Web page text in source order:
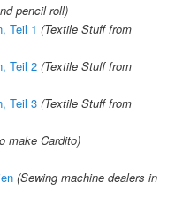
pencil roll)
Teil 1 (Textile Stuff from
Teil 2 (Textile Stuff from
Teil 3 (Textile Stuff from
make Cardito)
(Sewing machine dealers in